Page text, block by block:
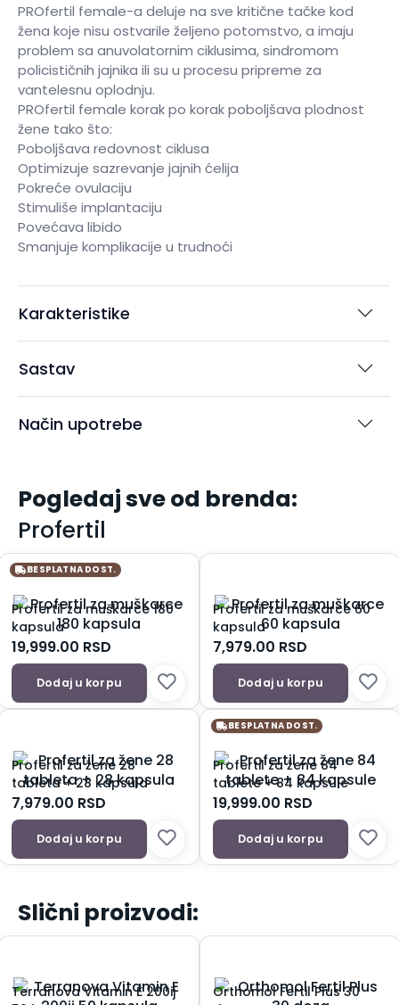
PROfertil female-a deluje na sve kritične tačke kod
žena koje nisu ostvarile željeno potomstvo, a imaju
problem sa anuvolatornim ciklusima, sindromom
policističnih jajnika ili su u procesu pripreme za
vantelesnu oplodnju.
PROfertil female korak po korak poboljšava plodnost
žene tako što:
Poboljšava redovnost ciklusa
Optimizuje sazrevanje jajnih ćelija
Pokreće ovulaciju
Stimuliše implantaciju
Povećava libido
Smanjuje komplikacije u trudnoći
Karakteristike
Sastav
Način upotrebe
Pogledaj sve od brenda:
Profertil
BESPLATNA DOST.
Profertil za muškarce 180
kapsula
19,999.00 RSD
Dodaj u korpu
Profertil za muškarce 60
kapsula
7,979.00 RSD
Dodaj u korpu
Profertil za žene 28
tableta + 28 kapsula
7,979.00 RSD
Dodaj u korpu
BESPLATNA DOST.
Profertil za žene 84
tablete + 84 kapsule
19,999.00 RSD
Dodaj u korpu
Slični proizvodi:
Terranova Vitamin E 200ij
Orthomol Fertil Plus 30